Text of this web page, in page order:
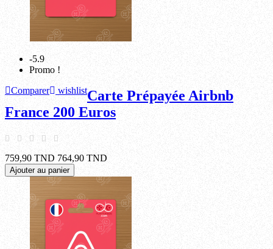
-5.9
Promo !
Comparer
wishlistCarte Prépayée Airbnb
France 200 Euros
759,90 TND 764,90 TND
Ajouter au panier